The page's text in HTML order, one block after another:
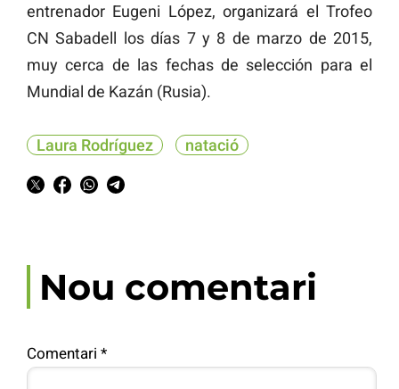
entrenador Eugeni López, organizará el Trofeo
CN Sabadell los días 7 y 8 de marzo de 2015,
muy cerca de las fechas de selección para el
Mundial de Kazán (Rusia).
Laura Rodríguez natació
Nou comentari
Comentari *